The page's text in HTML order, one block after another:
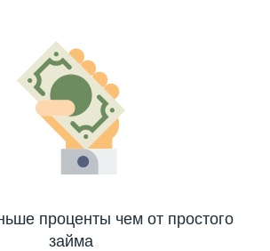
проценты чем от простого
займа